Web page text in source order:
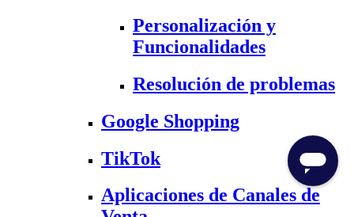
Personalización y
Funcionalidades
Resolución de problemas
Google Shopping
TikTok
Aplicaciones de Canales de